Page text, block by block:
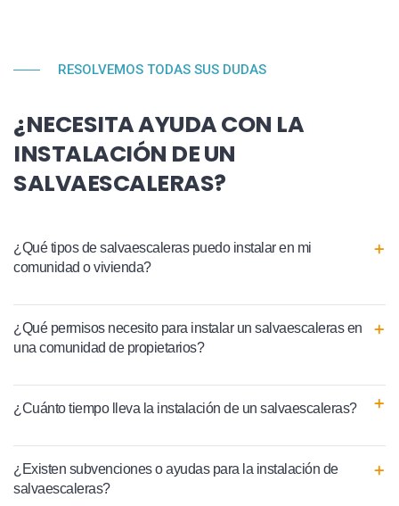
RESOLVEMOS TODAS SUS DUDAS
¿NECESITA AYUDA CON LA
INSTALACIÓN DE UN
SALVAESCALERAS?
¿Qué tipos de salvaescaleras puedo instalar en mi
comunidad o vivienda?
¿Qué permisos necesito para instalar un salvaescaleras en
una comunidad de propietarios?
¿Cuánto tiempo lleva la instalación de un salvaescaleras?
¿Existen subvenciones o ayudas para la instalación de
salvaescaleras?